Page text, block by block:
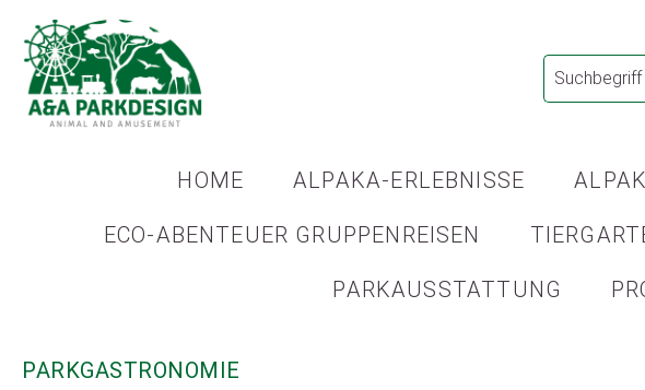
HOME ALPAKA-ERLEBNISSE
ECO-ABENTEUER GRUPPENREISEN
PARKAUSSTATTUNG
PARKGASTRONOMIE